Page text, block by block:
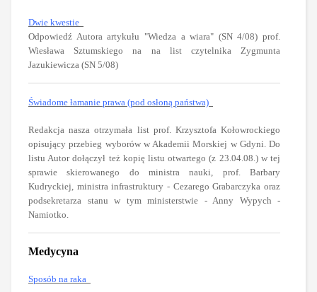
Dwie kwestie
Odpowiedź Autora artykułu "Wiedza a wiara" (SN 4/08) prof.
Wiesława Sztumskiego na na list czytelnika Zygmunta
Jazukiewicza (SN 5/08)
Świadome łamanie prawa (pod osłoną państwa)
Redakcja nasza otrzymała list prof. Krzysztofa Kołowrockiego
opisujący przebieg wyborów w Akademii Morskiej w Gdyni. Do
listu Autor dołączył też kopię listu otwartego (z 23.04.08.) w tej
sprawie skierowanego do ministra nauki, prof. Barbary
Kudryckiej, ministra infrastruktury - Cezarego Grabarczyka oraz
podsekretarza stanu w tym ministerstwie - Anny Wypych -
Namiotko.
Medycyna
Sposób na raka